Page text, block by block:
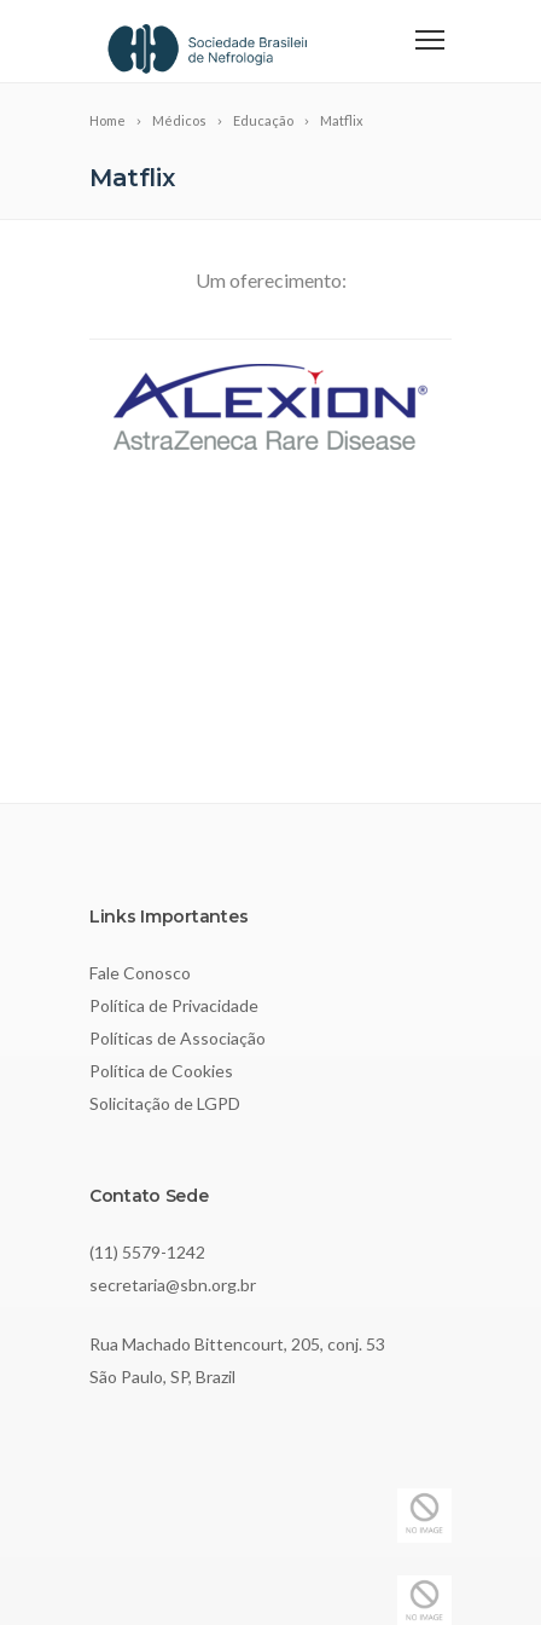
Home Médicos Educação Matflix
Matflix
Um oferecimento:
Links Importantes
Fale Conosco
Política de Privacidade
Políticas de Associação
Política de Cookies
Solicitação de LGPD
Contato Sede
(11) 5579-1242
secretaria@sbn.org.br
Rua Machado Bittencourt, 205, conj. 53
São Paulo, SP, Brazil